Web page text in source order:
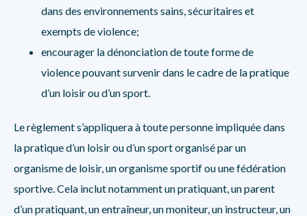
dans des environnements sains, sécuritaires et
exempts de violence;
encourager la dénonciation de toute forme de
violence pouvant survenir dans le cadre de la pratique
d’un loisir ou d’un sport.
Le règlement s’appliquera à toute personne impliquée dans
la pratique d’un loisir ou d’un sport organisé par un
organisme de loisir, un organisme sportif ou une fédération
sportive. Cela inclut notamment un pratiquant, un parent
d’un pratiquant, un entraîneur, un moniteur, un instructeur, un